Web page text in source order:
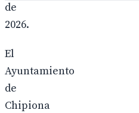
de
2026.
El
Ayuntamiento
de
Chipiona